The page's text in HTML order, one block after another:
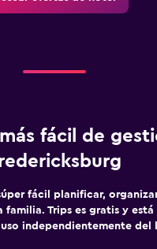
fácil de
fácil planificar,
familia. Trips es gratis y está
independientemente del